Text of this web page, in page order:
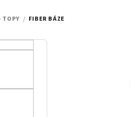
TOPY / FIBER BÁZE